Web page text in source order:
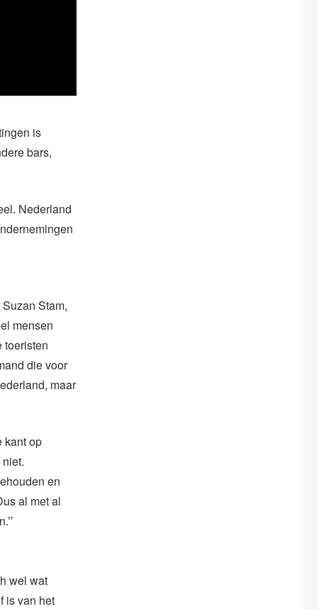
is
bars,
Nederland
Stam,
mensen
toeristen
die voor
maar
kant op
en
al met al
wel wat
is van het